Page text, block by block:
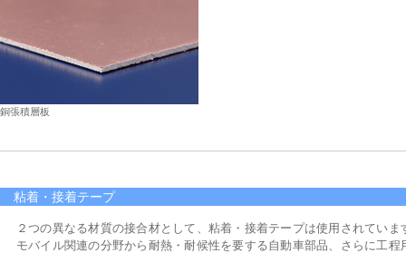
銅張積層板
粘着・接着テープ
２つの異なる材質の接合材として、粘着・接着テープは使用されてい
モバイル関連の分野から耐熱・耐候性を要する自動車部品、さらに工